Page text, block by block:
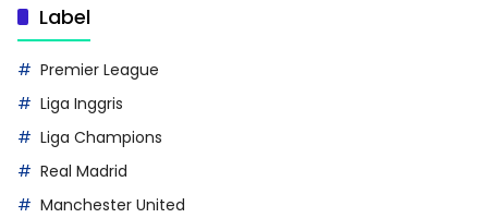
Label
Premier League
Liga Inggris
Liga Champions
Real Madrid
Manchester United